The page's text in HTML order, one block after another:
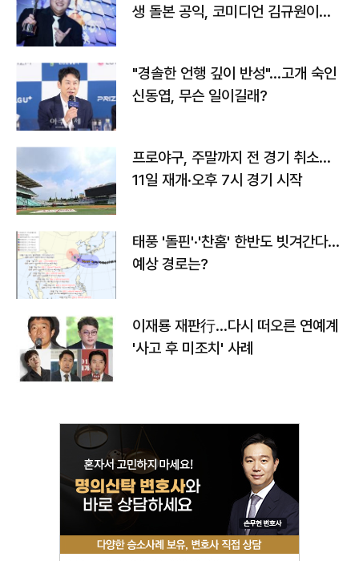
생 돌본 공익, 코미디언 김규원이었
"경솔한 언행 깊이 반성"…고개 숙인
신동엽, 무슨 일이길래?
프로야구, 주말까지 전 경기 취소…
11일 재개·오후 7시 경기 시작
태풍 '돌핀'·'찬홈' 한반도 빗겨간다…
예상 경로는?
이재룡 재판行…다시 떠오른 연예계
'사고 후 미조치' 사례